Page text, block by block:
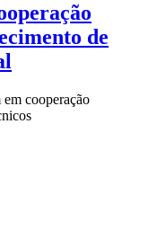
de
cooperação